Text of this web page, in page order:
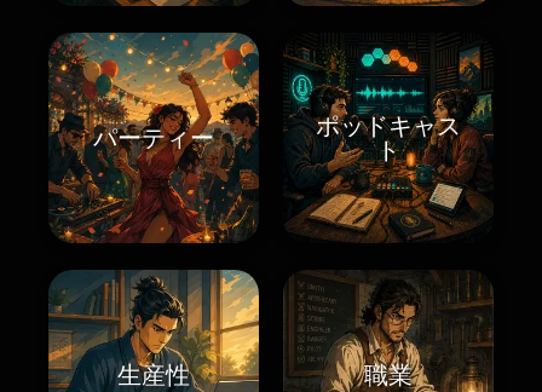
パーティー
ポッドキャス
ト
生産性 職業